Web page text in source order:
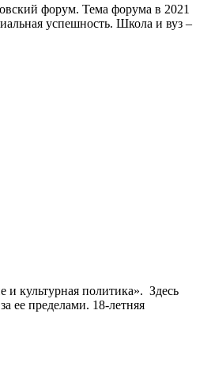
форум. Тема форума в 2021
успешность. Школа и вуз –
культурная политика». Здесь
ее пределами. 18-летняя